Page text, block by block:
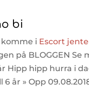
bi
i Escort
på BLOGGEN Se
Hipp hipp hurra i
år » Opp